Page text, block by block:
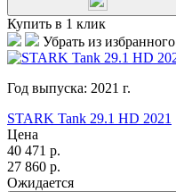
Купить в 1 клик
Убрать из избранного
Год выпуска: 2021 г.
STARK Tank 29.1 HD 2021
Цена
40 471 р.
27 860 р.
Ожидается